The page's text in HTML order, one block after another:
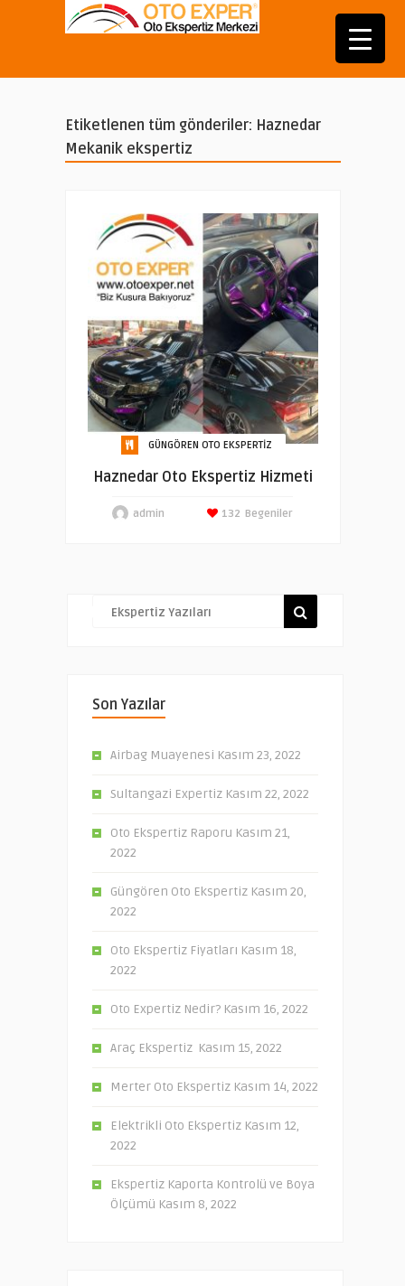
Etiketlenen tüm gönderiler: Haznedar
Mekanik ekspertiz
GÜNGÖREN OTO EKSPERTIZ
Haznedar Oto Ekspertiz Hizmeti
admin Begeniler
132
Son Yazılar
Airbag Muayenesi Kasım 23, 2022
Sultangazi Expertiz Kasım 22, 2022
Oto Ekspertiz Raporu Kasım 21,
2022
Güngören Oto Ekspertiz Kasım 20,
2022
Oto Ekspertiz Fiyatları Kasım 18,
2022
Oto Expertiz Nedir? Kasım 16, 2022
Araç Ekspertiz Kasım 15, 2022
Merter Oto Ekspertiz Kasım 14, 2022
Elektrikli Oto Ekspertiz Kasım 12,
2022
Ekspertiz Kaporta Kontrolü ve Boya
Ölçümü Kasım 8, 2022